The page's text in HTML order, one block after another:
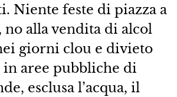
Niente feste di piazza a
no alla vendita di alcol
giorni clou e divieto
aree pubbliche di
esclusa l’acqua, il